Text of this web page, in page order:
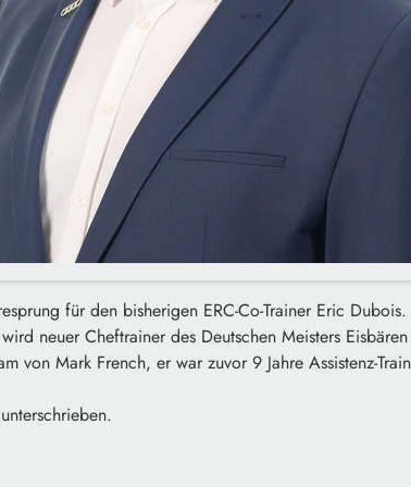
für den bisherigen ERC-Co-Trainer Eric
neuer Cheftrainer des Deutschen Meisters
von Mark French, er war zuvor 9 Jahre Assistenz-